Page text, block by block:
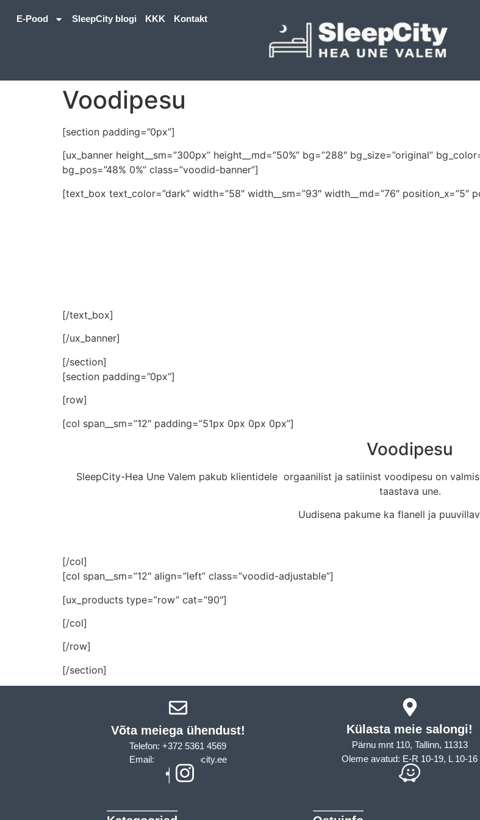
E-Pood SleepCity blogi KKK Kontakt
Voodipesu
[section padding=”0px”]
[ux_banner height__sm=”300px” height__md=”50%” bg=”288″ bg_size=”original”
bg_pos=”48% 0%” class=”voodid-banner”]
[text_box text_color=”dark” width=”58″ width__sm=”93″ width__md=”76″ position_x=”5″
[/text_box]
[/ux_banner]
[/section]
[section padding=”0px”]
[row]
[col span__sm=”12″ padding=”51px 0px 0px 0px”]
Voodipesu
SleepCity-Hea Une Valem pakub klientidele orgaanilist ja satiinist voodipesu on
taastava une.
Uudisena pakume ka flanell ja
[/col]
[col span__sm=”12″ align=”left” class=”voodid-adjustable”]
[ux_products type=”row” cat=”90″]
[/col]
[/row]
[/section]
Võta meiega ühendust!​
Telefon: +372 5361 4569
Email: info@sleepcity.ee
Külasta meie salongi!
Pärnu mnt 110, Tallinn, 11313
Oleme avatud: E-R 10-19, L 10-16